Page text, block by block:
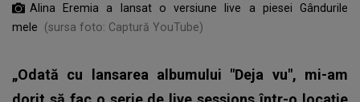
Alina Eremia a lansat o versiune live a piesei Gândurile
mele
(sursa foto: Captură YouTube)
„Odată cu lansarea albumului "Deja vu", mi-am